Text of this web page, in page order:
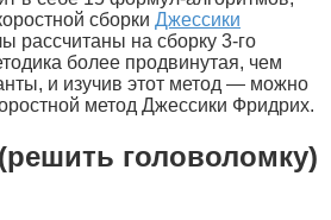
сборки Джессики
рассчитаны на сборку 3-го
более продвинутая, чем
и изучив этот метод — можно
метод Джессики Фридрих.
головоломку)